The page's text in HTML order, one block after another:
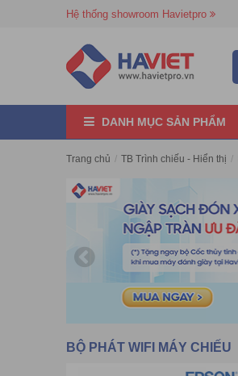
Hệ thống showroom Havietpro
DANH MỤC SẢN PHẨM
Trang chủ / TB Trình chiếu - Hiển thị /
BỘ PHÁT WIFI MÁY CHIẾU